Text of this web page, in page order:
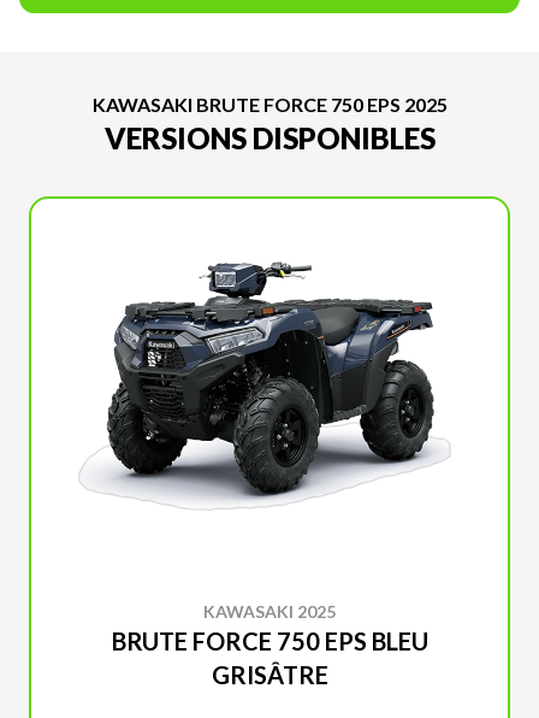
KAWASAKI BRUTE FORCE 750 EPS 2025
VERSIONS DISPONIBLES
KAWASAKI 2025
BRUTE FORCE 750 EPS BLEU
GRISÂTRE